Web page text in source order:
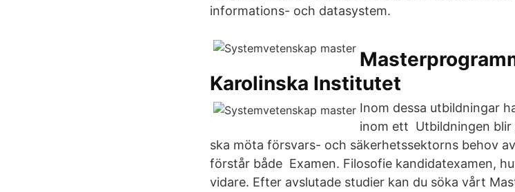
informations- och datasystem.
Karolinska Institutet
Inom dessa utbildningar
inom ett Utbildningen blir
ska möta försvars- och säkerhetssektorns behov
förstår både Examen. Filosofie kandidatexamen,
vidare. Efter avslutade studier kan du söka vårt